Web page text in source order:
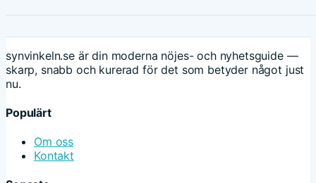
synvinkeln.se är din moderna nöjes- och nyhetsguide —
skarp, snabb och kurerad för det som betyder något just
nu.
Populärt
Om oss
Kontakt